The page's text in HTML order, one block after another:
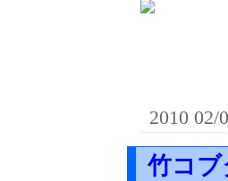
2010 02/
竹コブ